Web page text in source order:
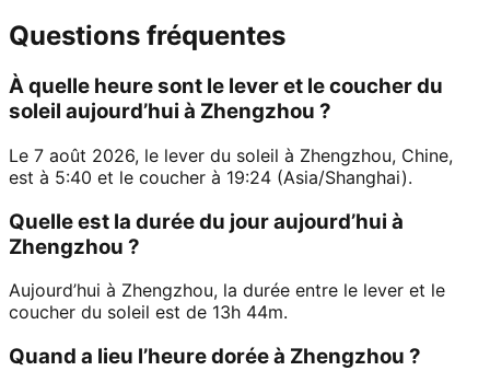
Questions fréquentes
À quelle heure sont le lever et le coucher du
soleil aujourd’hui à Zhengzhou ?
Le 7 août 2026, le lever du soleil à Zhengzhou, Chine,
est à 5:40 et le coucher à 19:24 (Asia/Shanghai).
Quelle est la durée du jour aujourd’hui à
Zhengzhou ?
Aujourd’hui à Zhengzhou, la durée entre le lever et le
coucher du soleil est de 13h 44m.
Quand a lieu l’heure dorée à Zhengzhou ?